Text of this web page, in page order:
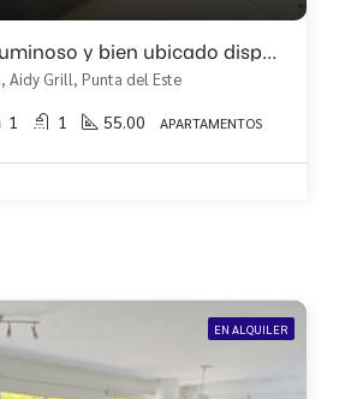
Apartamento luminoso y bien ubicado disponible en alquiler anual!!
Aidy Grill, Punta del Este
1 1 55.00 APARTAMENTOS
EN ALQUILER